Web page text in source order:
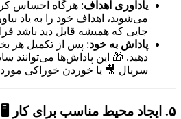
یادآوری اهداف: هرگاه احساس
می‌شوید، اهداف خود را به یاد
جایی که همیشه قابل دید باشد
پاداش به خود: پس از تکمیل هر
دهید. 🎁 این پاداش‌ها می‌توانند
سریال 🎥 یا خوردن خوراکی
۵. ایجاد محیط مناسب برای کار 🖥️